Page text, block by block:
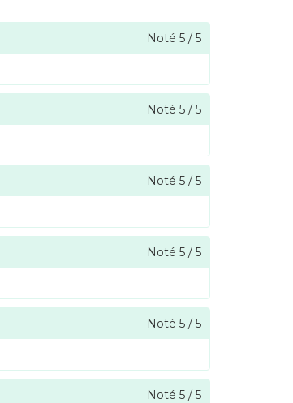
Noté 5 / 5
Noté 5 / 5
Noté 5 / 5
Noté 5 / 5
Noté 5 / 5
Noté 5 / 5